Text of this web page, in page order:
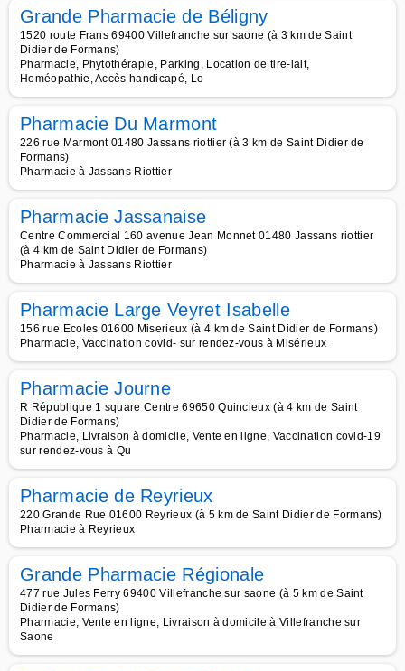
Grande Pharmacie de Béligny
1520 route Frans 69400 Villefranche sur saone (à 3 km de Saint
Didier de Formans)
Pharmacie, Phytothérapie, Parking, Location de tire-lait,
Homéopathie, Accès handicapé, Lo
Pharmacie Du Marmont
226 rue Marmont 01480 Jassans riottier (à 3 km de Saint Didier de
Formans)
Pharmacie à Jassans Riottier
Pharmacie Jassanaise
Centre Commercial 160 avenue Jean Monnet 01480 Jassans riottier
(à 4 km de Saint Didier de Formans)
Pharmacie à Jassans Riottier
Pharmacie Large Veyret Isabelle
156 rue Ecoles 01600 Miserieux (à 4 km de Saint Didier de Formans)
Pharmacie, Vaccination covid- sur rendez-vous à Misérieux
Pharmacie Journe
R République 1 square Centre 69650 Quincieux (à 4 km de Saint
Didier de Formans)
Pharmacie, Livraison à domicile, Vente en ligne, Vaccination covid-19
sur rendez-vous à Qu
Pharmacie de Reyrieux
220 Grande Rue 01600 Reyrieux (à 5 km de Saint Didier de Formans)
Pharmacie à Reyrieux
Grande Pharmacie Régionale
477 rue Jules Ferry 69400 Villefranche sur saone (à 5 km de Saint
Didier de Formans)
Pharmacie, Vente en ligne, Livraison à domicile à Villefranche sur
Saone